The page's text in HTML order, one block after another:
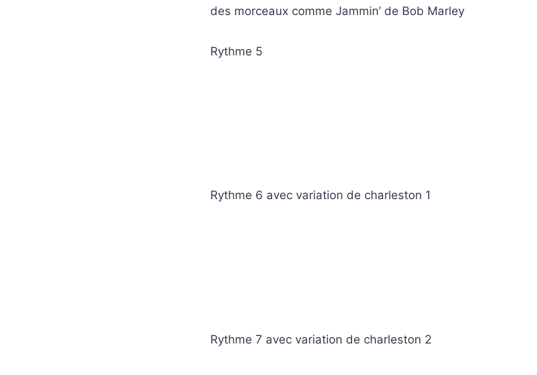
des morceaux comme Jammin’ de Bob Marley
Rythme 5
Rythme 6 avec variation de charleston 1
Rythme 7 avec variation de charleston 2